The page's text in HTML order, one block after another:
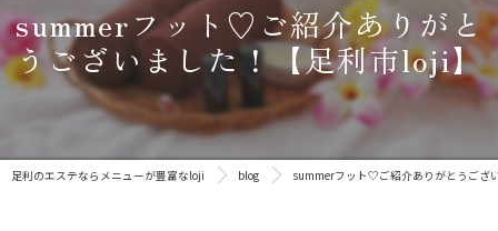
summerフット♡ご紹介ありがと
うございました！【足利市loji】
足利のエステならメニューが豊富なloji blog summerフット♡ご紹介ありがとうござ